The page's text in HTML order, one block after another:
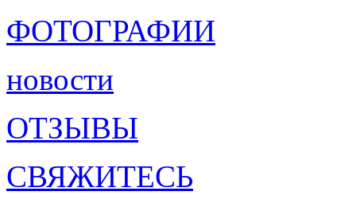
ФОТОГРАФИИ
новости
ОТЗЫВЫ
СВЯЖИТЕСЬ